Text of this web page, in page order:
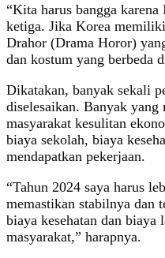
“Kita harus bangga
ketiga. Jika Korea
Drahor (Drama Horor)
dan kostum yang berbeda
Dikatakan, banyak sekali
diselesaikan. Banyak yang
masyarakat kesulitan
biaya sekolah, biaya
mendapatkan pekerjaan.
“Tahun 2024 saya harus
memastikan stabilnya dan
biaya kesehatan dan
masyarakat,” harapnya.